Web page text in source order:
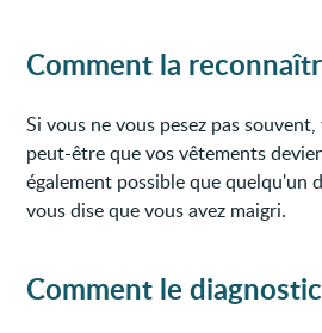
Comment la
Si vous ne vous pesez pas
peut-être que vos vêtements
également possible que quelqu'un
vous dise que vous avez maigri.
Comment le